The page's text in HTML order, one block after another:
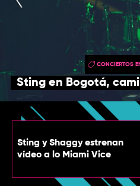
TOP
CONCIERTOS
Sting en Bogotá,
Sting y Shaggy estrenan
vídeo a lo Miami Vice